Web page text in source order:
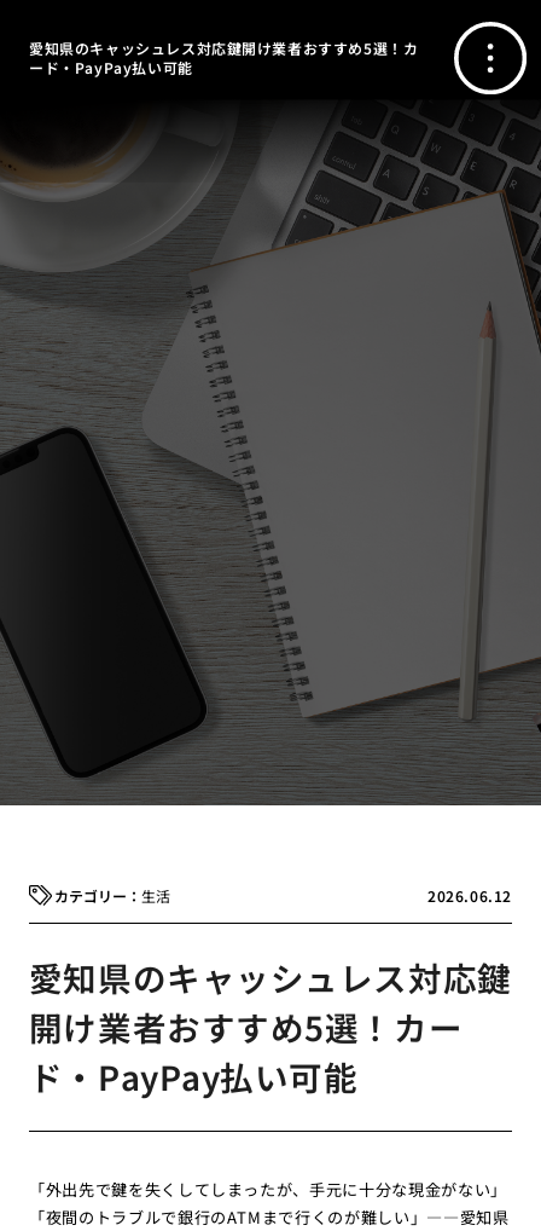
愛知県のキャッシュレス対応鍵開け業者おすすめ5選！カ
ード・PayPay払い可能
2026.06.12
生活
愛知県のキャッシュレス対応鍵
開け業者おすすめ5選！カー
ド・PayPay払い可能
「外出先で鍵を失くしてしまったが、手元に十分な現金がない」
「夜間のトラブルで銀行のATMまで行くのが難しい」――愛知県